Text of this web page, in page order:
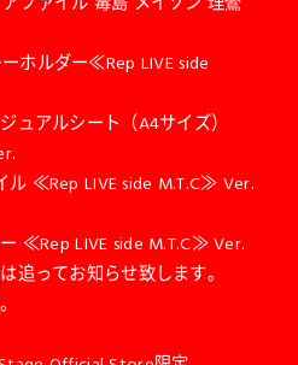
ホルダー≪Rep LIVE side
ュアルシート（A4サイズ）
ル ≪Rep LIVE side M.T.C≫ Ver.
≪Rep LIVE side M.T.C≫ Ver.
追ってお知らせ致します。